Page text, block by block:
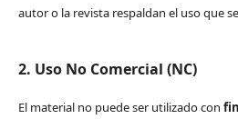
autor o la revista respaldan el uso que
2. Uso No Comercial (NC)
El material no puede ser utilizado con